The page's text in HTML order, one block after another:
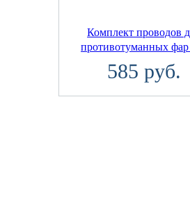
Комплект проводов
противотуманных
585 руб.